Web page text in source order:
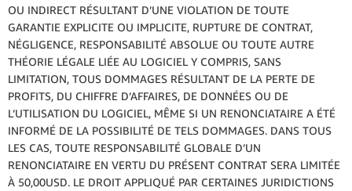
OU INDIRECT RÉSULTANT D’UNE VIOLATION DE TOUTE
GARANTIE EXPLICITE OU IMPLICITE, RUPTURE DE CONTRAT,
NÉGLIGENCE, RESPONSABILITÉ ABSOLUE OU TOUTE AUTRE
THÉORIE LÉGALE LIÉE AU LOGICIEL Y COMPRIS, SANS
LIMITATION, TOUS DOMMAGES RÉSULTANT DE LA PERTE DE
PROFITS, DU CHIFFRE D’AFFAIRES, DE DONNÉES OU DE
L’UTILISATION DU LOGICIEL, MÊME SI UN RENONCIATAIRE A ÉTÉ
INFORMÉ DE LA POSSIBILITÉ DE TELS DOMMAGES. DANS TOUS
LES CAS, TOUTE RESPONSABILITÉ GLOBALE D’UN
RENONCIATAIRE EN VERTU DU PRÉSENT CONTRAT SERA LIMITÉE
À 50,00USD. LE DROIT APPLIQUÉ PAR CERTAINES JURIDICTIONS